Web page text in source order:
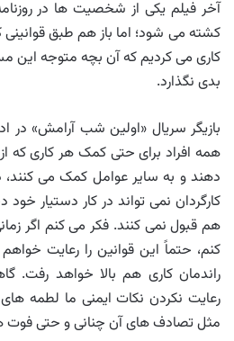
آخر فیلم یکی از شخصیت ها در
کشته می شود؛ اما باز هم طبق قوانینی
کاری می کردیم که آن بچه متوجه این
بدی نگذارد.
بازیگر سریال «اولین شب آرامش» در
همه افراد برای حتی کمک هر کاری که
دهند و به سایر عوامل کمک می کنند،
کارگردان نمی تواند در کار دستیار
هم قبول نمی کنند. فکر می کنم اگر
کنم، حتماً این قوانین را رعایت
راندمان کاری هم بالا خواهد رفت.
رعایت نکردن نکات ایمنی ما لطمه
مثل تصادف های آن چنانی و حتی فوت